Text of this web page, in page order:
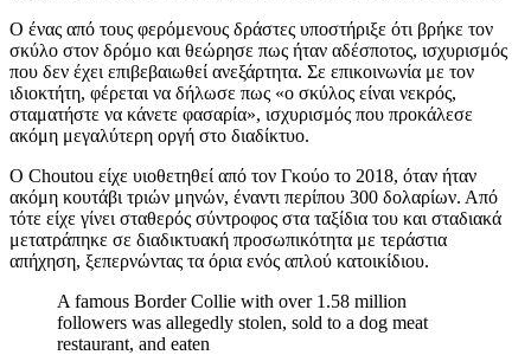
Ο ένας από τους φερόμενους δράστες υποστήριξε ότι βρήκε τον
σκύλο στον δρόμο και θεώρησε πως ήταν αδέσποτος, ισχυρισμός
που δεν έχει επιβεβαιωθεί ανεξάρτητα. Σε επικοινωνία με τον
ιδιοκτήτη, φέρεται να δήλωσε πως «ο σκύλος είναι νεκρός,
σταματήστε να κάνετε φασαρία», ισχυρισμός που προκάλεσε
ακόμη μεγαλύτερη οργή στο διαδίκτυο.
Ο Choutou είχε υιοθετηθεί από τον Γκούο το 2018, όταν ήταν
ακόμη κουτάβι τριών μηνών, έναντι περίπου 300 δολαρίων. Από
τότε είχε γίνει σταθερός σύντροφος στα ταξίδια του και σταδιακά
μετατράπηκε σε διαδικτυακή προσωπικότητα με τεράστια
απήχηση, ξεπερνώντας τα όρια ενός απλού κατοικίδιου.
A famous Border Collie with over 1.58 million
followers was allegedly stolen, sold to a dog meat
restaurant, and eaten